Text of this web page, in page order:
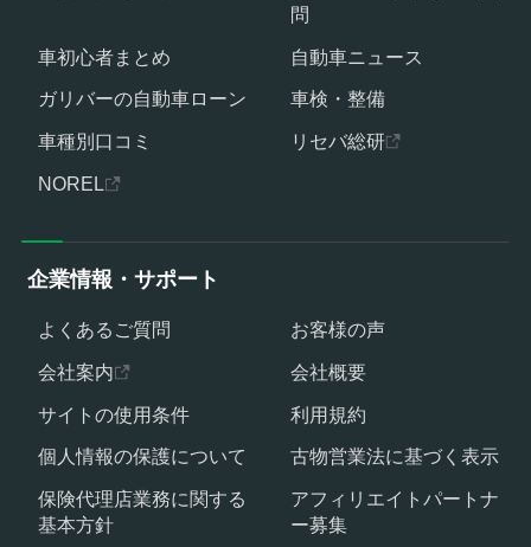
問
車初心者まとめ
自動車ニュース
ガリバーの自動車ローン
車検・整備
車種別口コミ
リセバ総研
NOREL
企業情報・サポート
よくあるご質問
お客様の声
会社案内
会社概要
サイトの使用条件
利用規約
個人情報の保護について
古物営業法に基づく表示
保険代理店業務に関する
基本方針
アフィリエイトパートナ
ー募集